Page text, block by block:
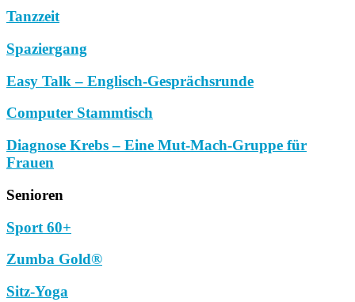
Tanzzeit
Spaziergang
Easy Talk – Englisch-Gesprächsrunde
Computer Stammtisch
Diagnose Krebs – Eine Mut-Mach-Gruppe für
Frauen
Senioren
Sport 60+
Zumba Gold®
Sitz-Yoga